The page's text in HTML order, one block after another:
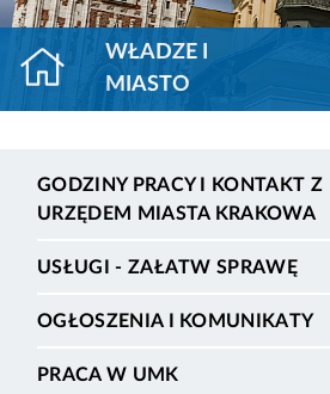
WŁADZE I
MIASTO
GODZINY PRACY I KONTAKT Z
URZĘDEM MIASTA KRAKOWA
USŁUGI - ZAŁATW SPRAWĘ
OGŁOSZENIA I KOMUNIKATY
PRACA W UMK